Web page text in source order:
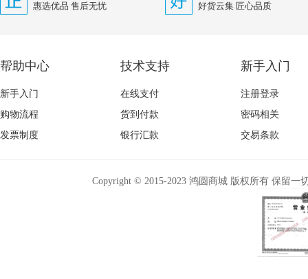
惠选优品 售后无忧
好货云集 匠心品质
帮助中心
新手入门
购物流程
发票制度
技术支持
在线支付
货到付款
银行汇款
新手入门
注册登录
密码相关
交易条款
Copyright © 2015-2023 鸿圆商城 版权所有 保留一